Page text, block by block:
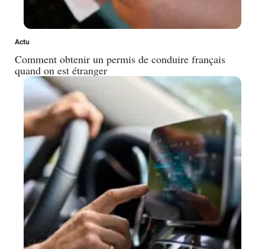
Actu
Comment obtenir un permis de conduire français
quand on est étranger